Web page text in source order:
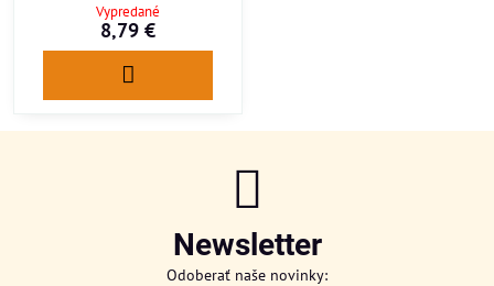
Vypredané
8,79 €
Newsletter
Odoberať naše novinky: